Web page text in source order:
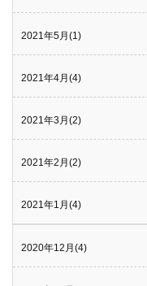
2021年5月(1)
2021年4月(4)
2021年3月(2)
2021年2月(2)
2021年1月(4)
2020年12月(4)